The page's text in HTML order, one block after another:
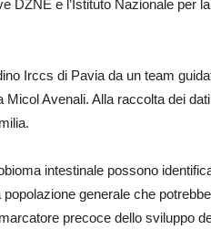
DZNE e l’Istituto Nazionale per
Irccs di Pavia da un team
Avenali. Alla raccolta dei
intestinale possono
generale che
precoce dello sviluppo